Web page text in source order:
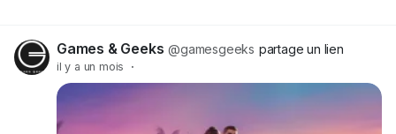
6 juillet Gears of War: Reloaded – 9 juillet Tamashika – 9
juillet Semaine du 13 juillet : Ascend […] Cet article Les
nouveautés de Juillet 2026 pour le Xbox Game Pass ! est
apparu en premier sur Games & Geeks.
Games & Geeks @gamesgeeks partage un lien
il y a un mois ·